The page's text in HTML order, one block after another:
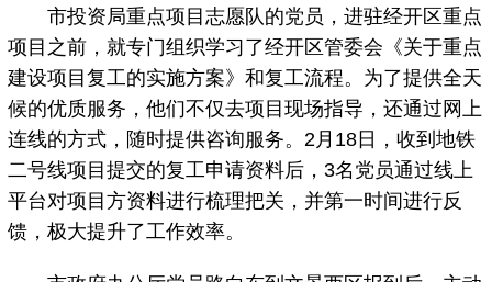
市投资局重点项目志愿队的党员，进驻经开区重点
项目之前，就专门组织学习了经开区管委会《关于重点
建设项目复工的实施方案》和复工流程。为了提供全天
候的优质服务，他们不仅去项目现场指导，还通过网上
连线的方式，随时提供咨询服务。2月18日，收到地铁
二号线项目提交的复工申请资料后，3名党员通过线上
平台对项目方资料进行梳理把关，并第一时间进行反
馈，极大提升了工作效率。